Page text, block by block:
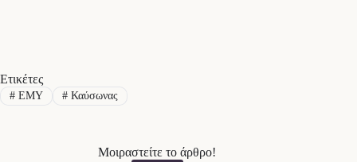
Ετικέτες
#EMY #Καύσωνας
Μοιραστείτε το άρθρο!